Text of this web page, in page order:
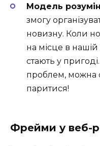
Модель
змогу
новизну. Коли
на місце в
стають у
проблем, можна
паритися!
Фрейми у веб-